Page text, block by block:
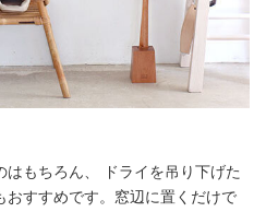
もちろん、 ドライを吊り下げた
おすすめです。窓辺に置くだけで